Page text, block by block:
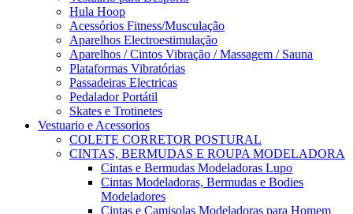
Hula Hoop
Acessórios Fitness/Musculação
Aparelhos Electroestimulação
Aparelhos / Cintos Vibração / Massagem / Sauna
Plataformas Vibratórias
Passadeiras Electricas
Pedalador Portátil
Skates e Trotinetes
Vestuario e Acessorios
COLETE CORRETOR POSTURAL
CINTAS, BERMUDAS E ROUPA MODELADORA
Cintas e Bermudas Modeladoras Lupo
Cintas Modeladoras, Bermudas e Bodies
Modeladores
Cintas e Camisolas Modeladoras para Homem